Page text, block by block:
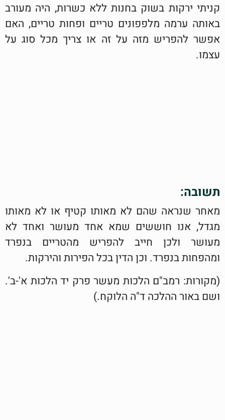
קניתי ירקות בשוק בחנות ללא כשרות, היה מעורב
באותה ערמה מלפפונים טריים ופחות טריים, האם
אפשר להפריש מזה על זה או צריך מכל סוג על
עצמו.
תשובה:
מאחר שנראה שהם לא מאותו קטיף או לא מאותו
מגדל, אנו חוששים שמא אחד מעושר ואחד לא
מעושר ולכן חייב להפריש מהטריים בנפרד
ומהפחות בנפרד. וכן הדין בכל הפירות והירקות.
(מקורות: רמב"ם הלכות מעשר פרק יד הלכות א'-ב'.
ושם באור ההלכה ד"ה הלוקח.)